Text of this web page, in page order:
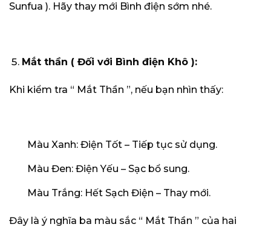
Sunfua ). Hãy thay mới Bình điện sớm nhé.
Mắt thần ( Đối với Bình điện Khô ):
Khi kiểm tra “ Mắt Thần ”, nếu bạn nhìn thấy:
Màu Xanh: Điện Tốt – Tiếp tục sử dụng.
Màu Đen: Điện Yếu – Sạc bổ sung.
Màu Trắng: Hết Sạch Điện – Thay mới.
Đây là ý nghĩa ba màu sắc “ Mắt Thần ” của hai